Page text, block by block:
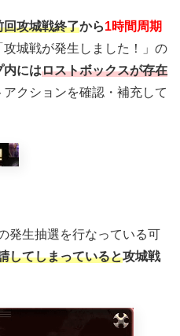
回攻城戦終了から1時間周期
城戦が発生しました！」の
内にはロストボックスが存在
クションを確認・補充して
発生抽選を行なっている可
してしまっていると攻城戦